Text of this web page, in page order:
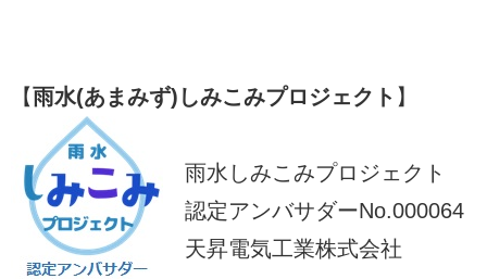
【雨水(あまみず)しみこみプロジェクト 】
雨水しみこみプロジェクト
認定アンバサダーNo.000064
天昇電気工業株式会社